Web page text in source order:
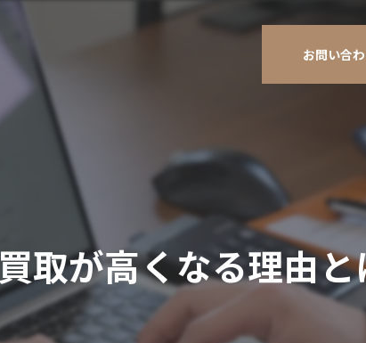
お問い合
取が高くなる理由